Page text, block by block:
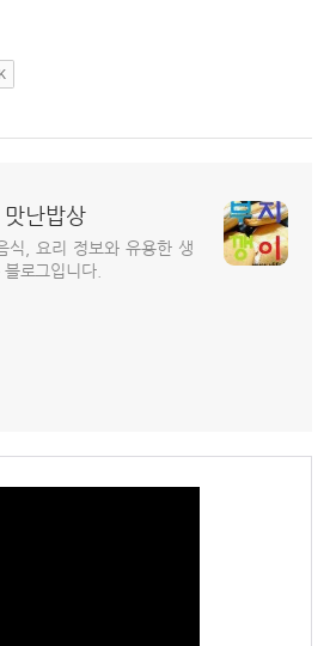
난밥상
식, 요리 정보와 유용한 생
로그입니다.